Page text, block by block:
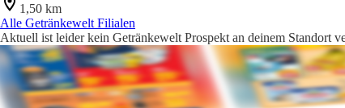
1,50 km
Alle Getränkewelt Filialen
Aktuell ist leider kein Getränkewelt Prospekt an deinem Standort